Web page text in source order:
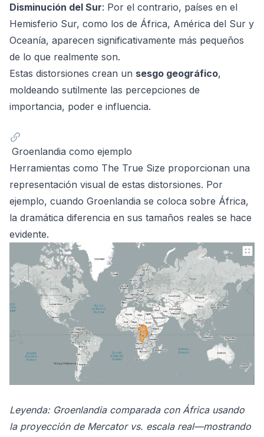
Disminución del Sur: Por el contrario, países en el
Hemisferio Sur, como los de África, América del Sur y
Oceanía, aparecen significativamente más pequeños
de lo que realmente son.
Estas distorsiones crean un sesgo geográfico,
moldeando sutilmente las percepciones de
importancia, poder e influencia.
Groenlandia como ejemplo
Herramientas como The True Size proporcionan una
representación visual de estas distorsiones. Por
ejemplo, cuando Groenlandia se coloca sobre África,
la dramática diferencia en sus tamaños reales se hace
evidente.
Leyenda: Groenlandia comparada con África usando
la proyección de Mercator vs. escala real—mostrando